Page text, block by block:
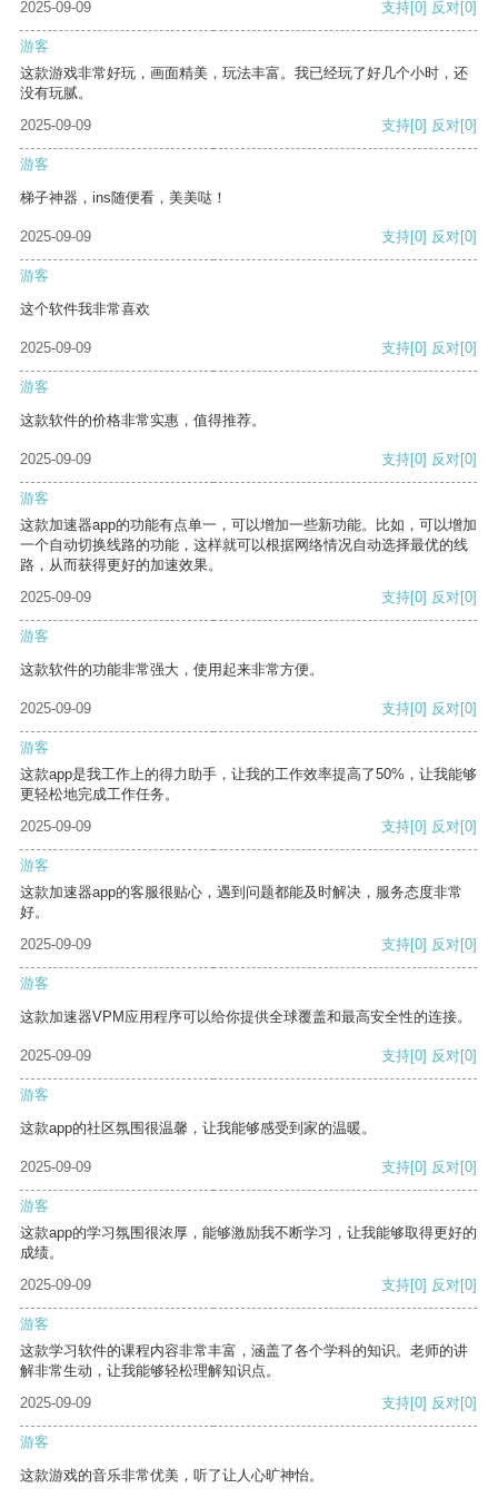
2025-09-09
支持[0] 反对[0]
游客
这款游戏非常好玩，画面精美，玩法丰富。我已经玩了好几个小时，还
没有玩腻。
2025-09-09
支持[0] 反对[0]
游客
梯子神器，ins随便看，美美哒！
2025-09-09 支持[0] 反对[0]
游客
这个软件我非常喜欢
2025-09-09 支持[0] 反对[0]
游客
这款软件的价格非常实惠，值得推荐。
2025-09-09 支持[0] 反对[0]
游客
这款加速器app的功能有点单一，可以增加一些新功能。比如，可以增加
一个自动切换线路的功能，这样就可以根据网络情况自动选择最优的线
路，从而获得更好的加速效果。
2025-09-09
支持[0] 反对[0]
游客
这款软件的功能非常强大，使用起来非常方便。
2025-09-09 支持[0] 反对[0]
游客
这款app是我工作上的得力助手，让我的工作效率提高了50%，让我能够
更轻松地完成工作任务。
2025-09-09
支持[0] 反对[0]
游客
这款加速器app的客服很贴心，遇到问题都能及时解决，服务态度非常
好。
2025-09-09
支持[0] 反对[0]
游客
这款加速器VPM应用程序可以给你提供全球覆盖和最高安全性的连接。
2025-09-09 支持[0] 反对[0]
游客
这款app的社区氛围很温馨，让我能够感受到家的温暖。
2025-09-09 支持[0] 反对[0]
游客
这款app的学习氛围很浓厚，能够激励我不断学习，让我能够取得更好的
成绩。
2025-09-09
支持[0] 反对[0]
游客
这款学习软件的课程内容非常丰富，涵盖了各个学科的知识。老师的讲
解非常生动，让我能够轻松理解知识点。
2025-09-09
支持[0] 反对[0]
游客
这款游戏的音乐非常优美，听了让人心旷神怡。